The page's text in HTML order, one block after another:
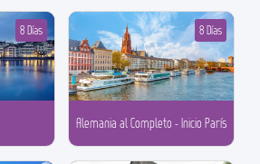
8 Días
Alemania al Completo - Inicio París
8 Días